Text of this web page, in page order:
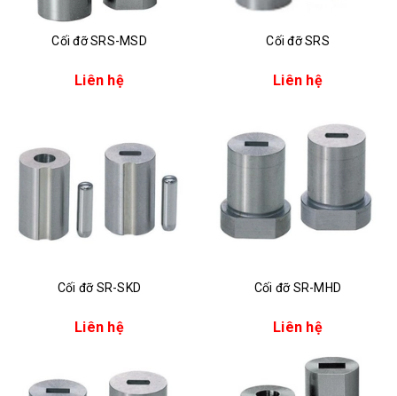
Cối đỡ SRS-MSD
Liên hệ
Cối đỡ SRS
Liên hệ
Cối đỡ SR-SKD
Liên hệ
Cối đỡ SR-MHD
Liên hệ